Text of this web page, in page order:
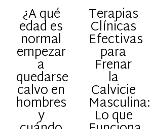
¿A qué
edad es
normal
empezar
a
quedarse
calvo en
hombres
y
Terapias
Clínicas
Efectivas
para
Frenar
la
Calvicie
Masculina:
Lo que